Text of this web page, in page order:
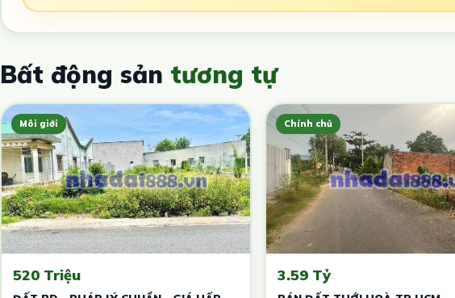
Bất động sản tương tự
Môi giới
520 Triệu
Chính chủ
3.59 Tỷ